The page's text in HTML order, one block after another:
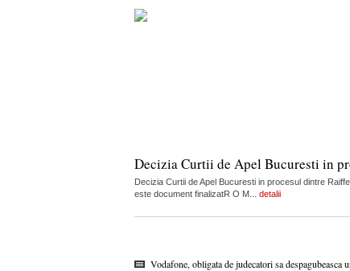
Decizia Curtii de Apel Bucuresti in
Decizia Curtii de Apel Bucuresti in procesul dintre
este document finalizatR O M... detalii
Vodafone, obligata de judecatori sa despagubeasca